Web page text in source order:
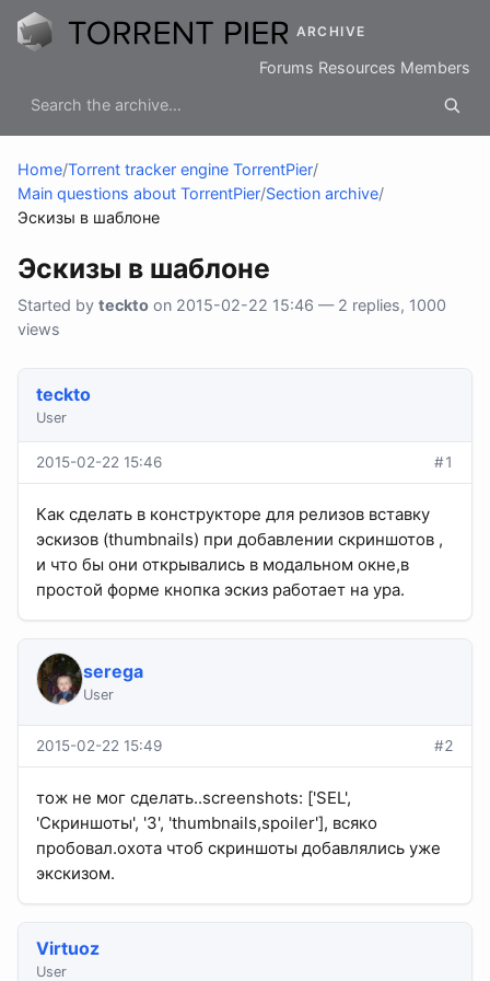
ARCHIVE
Forums Resources Members
Home/Torrent tracker engine TorrentPier/
Main questions about TorrentPier/Section archive/
Эскизы в шаблоне
Эскизы в шаблоне
Started by teckto on 2015-02-22 15:46 — 2 replies, 1000
views
teckto
User
2015-02-22 15:46 #1
Как сделать в конструкторе для релизов вставку
эскизов (thumbnails) при добавлении скриншотов ,
и что бы они открывались в модальном окне,в
простой форме кнопка эскиз работает на ура.
serega
User
2015-02-22 15:49 #2
тож не мог сделать..screenshots: ['SEL',
'Скриншоты', '3', 'thumbnails,spoiler'], всяко
пробовал.охота чтоб скриншоты добавлялись уже
экскизом.
Virtuoz
User